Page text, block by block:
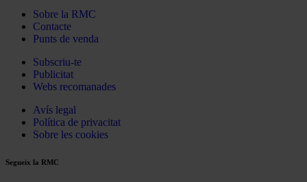
Sobre la RMC
Contacte
Punts de venda
Subscriu-te
Publicitat
Webs recomanades
Avís legal
Política de privacitat
Sobre les cookies
Segueix la RMC